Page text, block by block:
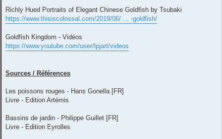
Richly Hued Portraits of Elegant Chinese Goldfish by Tsubaki
https://www.thisiscolossal.com/2019/06/ ... -goldfish/
Goldfish Kingdom - Vidéos
https://www.youtube.com/user/lpjart/videos
Sources / Références
Les poissons rouges - Hans Gonella [FR]
Livre - Edition Artémis
Bassins de jardin - Philippe Guillet [FR]
Livre - Edition Eyrolles